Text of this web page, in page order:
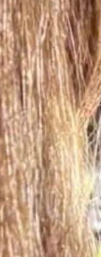
когато
лицензи.
в